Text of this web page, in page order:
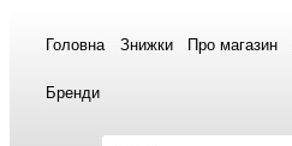
Головна Знижки Про магазин
Бренди